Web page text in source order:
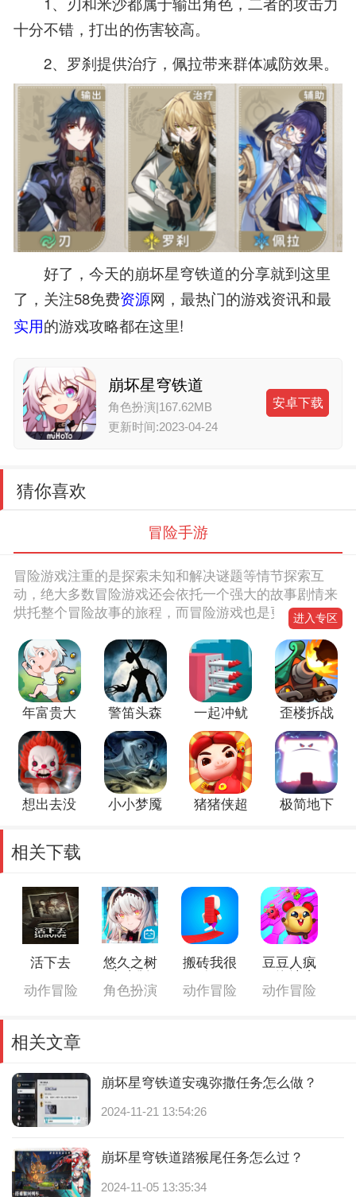
十分不错，打出的伤害较高。
2、罗刹提供治疗，佩拉带来群体减防效果。
好了，今天的崩坏星穹铁道的分享就到这里
了，关注58免费资源网，最热门的游戏资讯和最
实用的游戏攻略都在这里!
崩坏星穹铁道
角色扮演|167.62MB
更新时间:2023-04-24
安卓下载
猜你喜欢
冒险手游
冒险游戏注重的是探索未知和解决谜题等情节探索互
动，绝大多数冒险游戏还会依托一个强大的故事剧情来
烘托整个冒险故事的旅程，而冒险游戏也是更加的考验
进入专区
年富贵大
冒险
警笛头森
林怪兽
一起冲鱿
鱼闯关游
戏
歪楼拆战
车
想出去没
小小梦魇
猪猪侠超
极简地下
相关下载
活下去
动作冒险
悠久之树
角色扮演
搬砖我很
动作冒险
豆豆人疯
动作冒险
相关文章
崩坏星穹铁道安魂弥撒任务怎么做？
2024-11-21 13:54:26
崩坏星穹铁道踏猴尾任务怎么过？
2024-11-05 13:35:34